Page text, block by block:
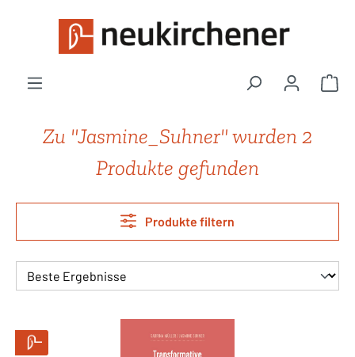
Zum Hauptinhalt springen
Zu "Jasmine_Suhner" wurden 2
Produkte gefunden
Produkte filtern